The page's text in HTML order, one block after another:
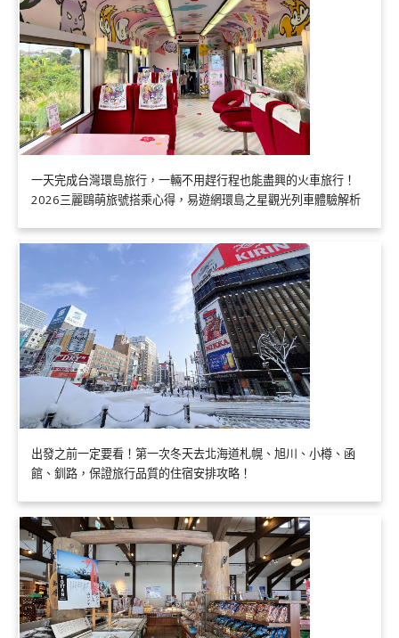
一天完成台灣環島旅行，一輛不用趕行程也能盡興的火車旅行！
2026三麗鷗萌旅號搭乘心得，易遊網環島之星觀光列車體驗解析
出發之前一定要看！第一次冬天去北海道札幌、旭川、小樽、函
館、釧路，保證旅行品質的住宿安排攻略！